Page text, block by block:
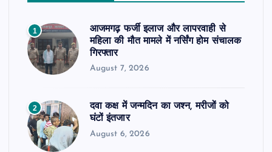
1
आजमगढ़ फर्जी इलाज और लापरवाही से
महिला की मौत मामले में नर्सिंग होम संचालक
गिरफ्तार
August 7, 2026
2
दवा कक्ष में जन्मदिन का जश्न, मरीजों को
घंटों इंतजार
August 6, 2026